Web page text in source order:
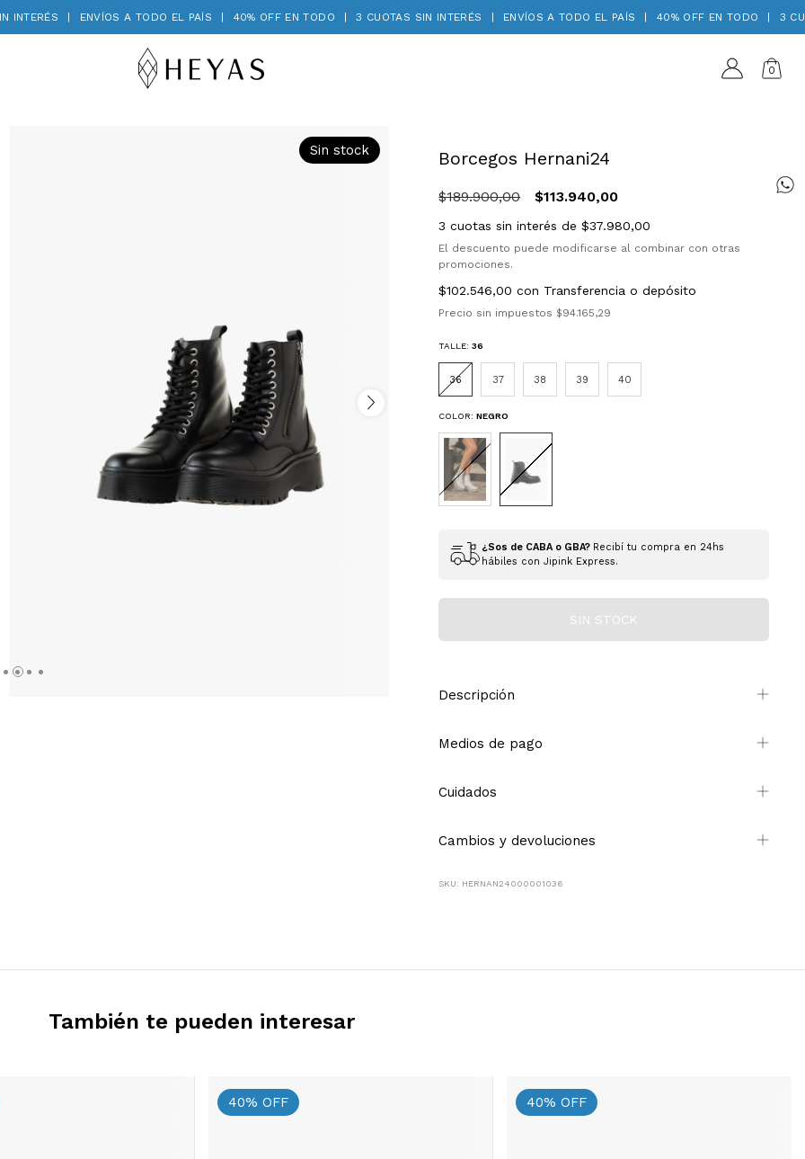
| ENVÍOS A TODO EL PAÍS | 40% OFF EN TODO | 3 CUOTAS SIN INTERÉS | ENVÍOS A TODO EL PAÍS | 40% OFF EN TODO | 3
0
Sin stock Borcegos Hernani24
$189.900,00 $113.940,00
3 cuotas sin interés de$37.980,00
El descuento puede modificarse al combinar con otras
promociones.
$102.546,00 con Transferencia o depósito
Precio sin impuestos $94.165,29
TALLE:36
36 37 38 39 40
COLOR:NEGRO
¿Sos de CABA o GBA? Recibí tu compra en 24hs
hábiles con Jipink Express.
Descripción
Medios de pago
Cuidados
Cambios y devoluciones
SKU: HERNAN24000001036
También te pueden interesar
40% OFF 40% OFF